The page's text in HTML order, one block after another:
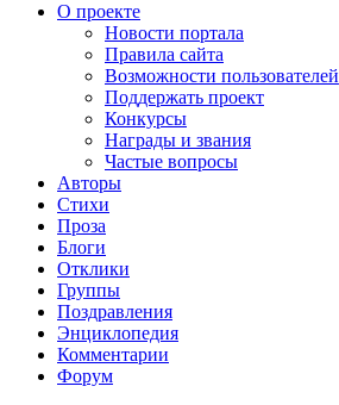
О проекте
Новости портала
Правила сайта
Возможности пользователей
Поддержать проект
Конкурсы
Награды и звания
Частые вопросы
Авторы
Стихи
Проза
Блоги
Отклики
Группы
Поздравления
Энциклопедия
Комментарии
Форум